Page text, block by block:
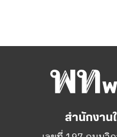
สำนักงาน